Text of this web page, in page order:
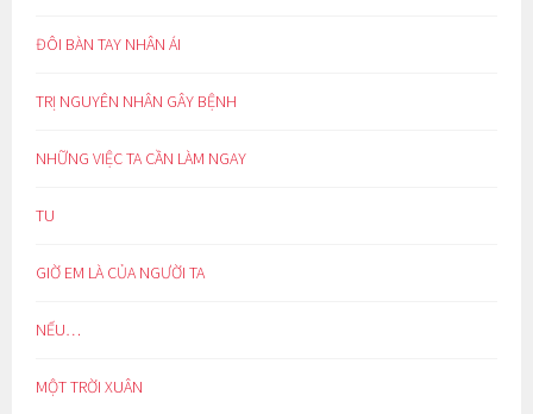
ĐÔI BÀN TAY NHÂN ÁI
TRỊ NGUYÊN NHÂN GÂY BỆNH
NHỮNG VIỆC TA CẦN LÀM NGAY
TU
GIỜ EM LÀ CỦA NGƯỜI TA
NẾU…
MỘT TRỜI XUÂN